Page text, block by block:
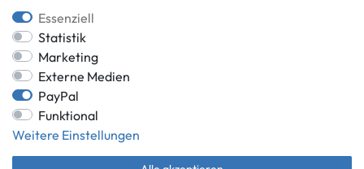
*Alle Preise inkl. gesetzlicher MwSt.,
** gilt für Lieferungen innerhalb Deutschlands, Lieferzeiten für andere
Länder entnehmen Sie bitte der Schaltfläche mit den
Versandinformationen.
Essenziell
Statistik
Marketing
Externe Medien
PayPal
Funktional
Weitere Einstellungen